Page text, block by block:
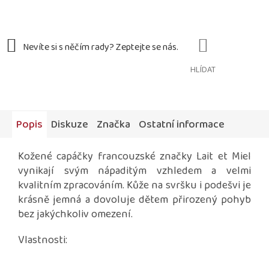
HLÍDAT
Popis Diskuze Značka Ostatní informace
Kožené capáčky francouzské značky Lait et Miel
vynikají svým nápaditým vzhledem a velmi
kvalitním zpracováním. Kůže na svršku i podešvi je
krásně jemná a dovoluje dětem přirozený pohyb
bez jakýchkoliv omezení.
Vlastnosti: